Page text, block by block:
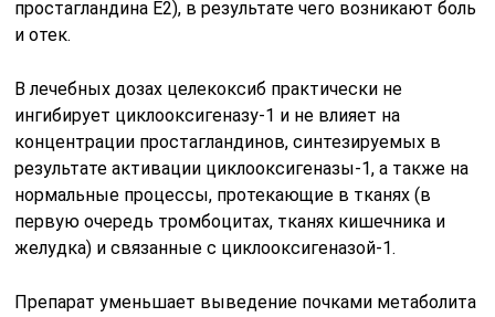
простагландина Е2), в результате чего возникают боль
и отек.
В лечебных дозах целекоксиб практически не
ингибирует циклооксигеназу-1 и не влияет на
концентрации простагландинов, синтезируемых в
результате активации циклооксигеназы-1, а также на
нормальные процессы, протекающие в тканях (в
первую очередь тромбоцитах, тканях кишечника и
желудка) и связанные с циклооксигеназой-1.
Препарат уменьшает выведение почками метаболита